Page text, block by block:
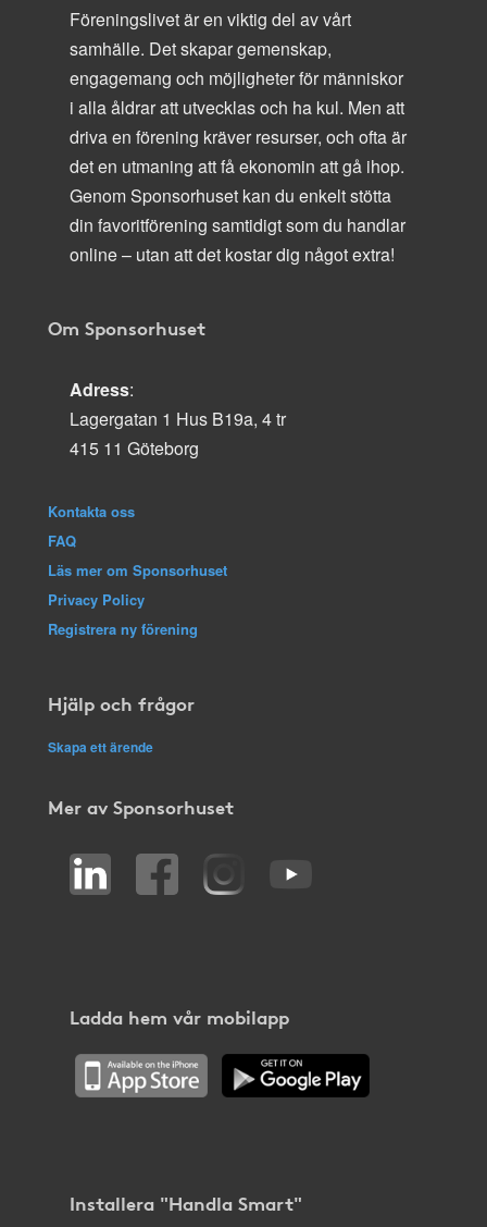
Föreningslivet är en viktig del av vårt
samhälle. Det skapar gemenskap,
engagemang och möjligheter för människor
i alla åldrar att utvecklas och ha kul. Men att
driva en förening kräver resurser, och ofta är
det en utmaning att få ekonomin att gå ihop.
Genom Sponsorhuset kan du enkelt stötta
din favoritförening samtidigt som du handlar
online – utan att det kostar dig något extra!
Om Sponsorhuset
Adress:
Lagergatan 1 Hus B19a, 4 tr
415 11 Göteborg
Kontakta oss
FAQ
Läs mer om Sponsorhuset
Privacy Policy
Registrera ny förening
Hjälp och frågor
Skapa ett ärende
Mer av Sponsorhuset
Ladda hem vår mobilapp
Installera "Handla Smart"